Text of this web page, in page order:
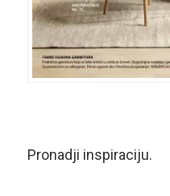
Pronadji inspiraciju.